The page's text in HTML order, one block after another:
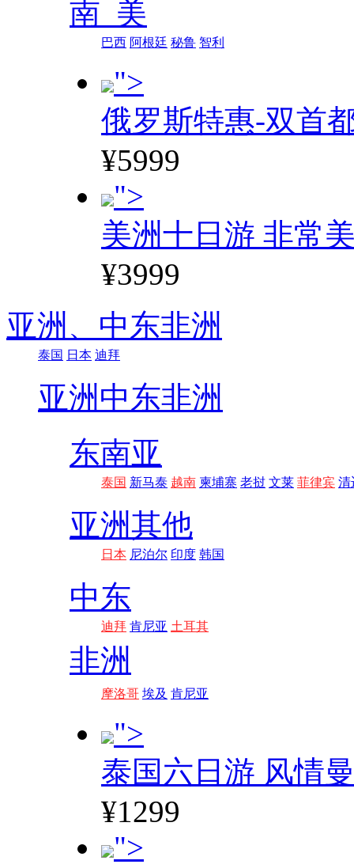
南 美
巴西 阿根廷 秘鲁 智利
">
俄罗斯特惠-双首
¥5999
">
美洲十日游 非常
¥3999
亚洲、 中东非洲
泰国 日本 迪拜
亚洲 中东非洲
东南亚
泰国 新马泰 越南 柬埔寨 老挝 文莱 菲律宾 清
亚洲其他
日本 尼泊尔 印度 韩国
中东
迪拜 肯尼亚 土耳其
非洲
摩洛哥 埃及 肯尼亚
">
泰国六日游 风情
¥1299
">